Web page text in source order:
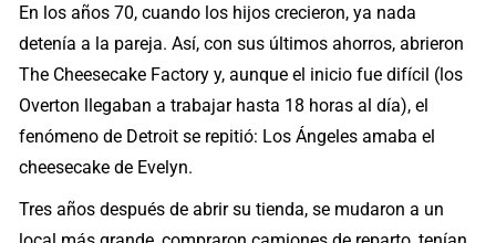
En los años 70, cuando los hijos crecieron, ya nada
detenía a la pareja. Así, con sus últimos ahorros, abrieron
The Cheesecake Factory y, aunque el inicio fue difícil (los
Overton llegaban a trabajar hasta 18 horas al día), el
fenómeno de Detroit se repitió: Los Ángeles amaba el
cheesecake de Evelyn.
Tres años después de abrir su tienda, se mudaron a un